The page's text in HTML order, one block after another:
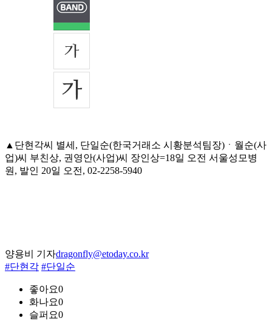
▲단현각씨 별세, 단일순(한국거래소 시황분석팀장)ㆍ월순(사
업)씨 부친상, 권영안(사업)씨 장인상=18일 오전 서울성모병
원, 발인 20일 오전, 02-2258-5940
양용비 기자dragonfly@etoday.co.kr
#단현각 #단일순
좋아요0
화나요0
슬퍼요0